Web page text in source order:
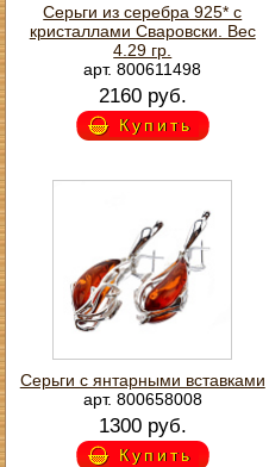
Серьги из серебра 925* с
кристаллами Сваровски. Вес
4.29 гр.
арт. 800611498
2160 руб.
Купить
Серьги с янтарными вставками
арт. 800658008
1300 руб.
Купить